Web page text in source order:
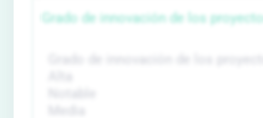
Grado de innovación de los